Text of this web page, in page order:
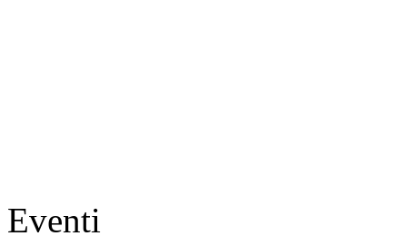
Eventi